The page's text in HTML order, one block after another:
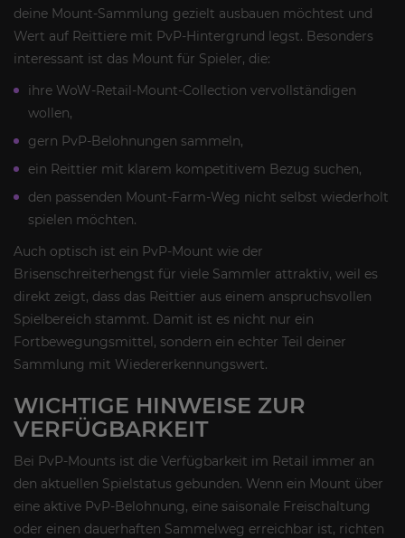
deine Mount-Sammlung gezielt ausbauen möchtest und
Wert auf Reittiere mit PvP-Hintergrund legst. Besonders
interessant ist das Mount für Spieler, die:
ihre WoW-Retail-Mount-Collection vervollständigen
wollen,
gern PvP-Belohnungen sammeln,
ein Reittier mit klarem kompetitivem Bezug suchen,
den passenden Mount-Farm-Weg nicht selbst wiederholt
spielen möchten.
Auch optisch ist ein PvP-Mount wie der
Brisenschreiterhengst für viele Sammler attraktiv, weil es
direkt zeigt, dass das Reittier aus einem anspruchsvollen
Spielbereich stammt. Damit ist es nicht nur ein
Fortbewegungsmittel, sondern ein echter Teil deiner
Sammlung mit Wiedererkennungswert.
WICHTIGE HINWEISE ZUR
VERFÜGBARKEIT
Bei PvP-Mounts ist die Verfügbarkeit im Retail immer an
den aktuellen Spielstatus gebunden. Wenn ein Mount über
eine aktive PvP-Belohnung, eine saisonale Freischaltung
oder einen dauerhaften Sammelweg erreichbar ist, richten